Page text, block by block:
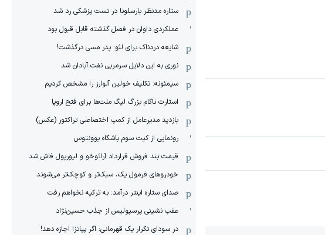
ستاره مدنظر بارسلونا در تست پزشکی رد شد
عملکردی داوان در فصل گذشته قابل قبول بود
شایعه دردناک برای لئو: پدر مسی درگذشت!
نوری به این دلایل سرمربی نفت آبادان شد
سیمئونه: تکلیف خولین آلوارز را مشخص کردیم
استارت ناکام بزرگ لیگ ملت‌ها برای فتح اروپا
بازدید مدیرعامل از کمپ اختصاصی تراکتور (عکس)
رونمایی از کیت سوم باشگاه یوونتوس
قیمت بند فروش قرارداد آرائوخو و لیورپول فاش شد
خودروهای فرمول یک، سبک‌تر و کوچک‌تر می‌شوند
صدای ستاره اینتر درآمد: به ترکیه نخواهم رفت
عقب نشینی پرسپولیس از جذب حسین‌نژاد
در سودای تکرار یک قهرمانی: اگر پیاتزا اجازه دهد!